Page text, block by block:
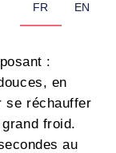
FR EN
:
en
se réchauffer
froid.
au